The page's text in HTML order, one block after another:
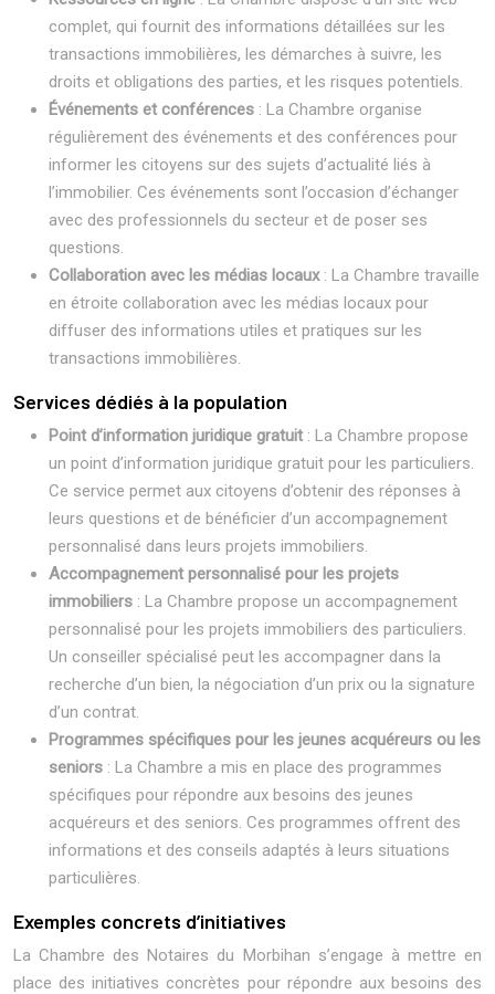
complet, qui fournit des informations détaillées sur les
transactions immobilières, les démarches à suivre, les
droits et obligations des parties, et les risques potentiels.
Événements et conférences : La Chambre organise
régulièrement des événements et des conférences pour
informer les citoyens sur des sujets d’actualité liés à
l’immobilier. Ces événements sont l’occasion d’échanger
avec des professionnels du secteur et de poser ses
questions.
Collaboration avec les médias locaux : La Chambre travaille
en étroite collaboration avec les médias locaux pour
diffuser des informations utiles et pratiques sur les
transactions immobilières.
Services dédiés à la population
Point d’information juridique gratuit : La Chambre propose
un point d’information juridique gratuit pour les particuliers.
Ce service permet aux citoyens d’obtenir des réponses à
leurs questions et de bénéficier d’un accompagnement
personnalisé dans leurs projets immobiliers.
Accompagnement personnalisé pour les projets
immobiliers : La Chambre propose un accompagnement
personnalisé pour les projets immobiliers des particuliers.
Un conseiller spécialisé peut les accompagner dans la
recherche d’un bien, la négociation d’un prix ou la signature
d’un contrat.
Programmes spécifiques pour les jeunes acquéreurs ou les
seniors : La Chambre a mis en place des programmes
spécifiques pour répondre aux besoins des jeunes
acquéreurs et des seniors. Ces programmes offrent des
informations et des conseils adaptés à leurs situations
particulières.
Exemples concrets d’initiatives
La Chambre des Notaires du Morbihan s’engage à mettre en
place des initiatives concrètes pour répondre aux besoins des